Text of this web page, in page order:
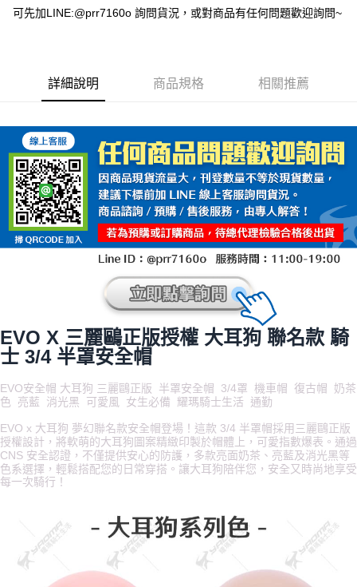
可先加LINE:@prr7160o 詢問貨況，或對商品有任何問題歡迎詢問~
詳細說明 商品規格 相關推薦
EVO X 三麗鷗正版授權 大耳狗 聯名款 騎
士 3/4 半罩安全帽
EVO安全帽 大耳狗 三麗鷗正版 半罩安全帽 3/4罩 機車帽 復古帽 奶茶
色 亮藍 消光黑 可愛風 女生必備 耀瑪騎士生活 通勤
EVO x 大耳狗 夢幻聯名款安全帽登場！這款 3/4 半罩帽採用三麗鷗正版
授權設計，將軟萌的大耳狗圖案精緻印製於帽體上，可愛指數爆表。通過
CNS 安全認證，不僅提供安心的防護，多款亮面奶茶、亮藍及消光黑等
色系選擇，輕鬆搭配您的日常穿搭。讓大耳狗陪伴您，安全又時尚地享受
每一次騎行！